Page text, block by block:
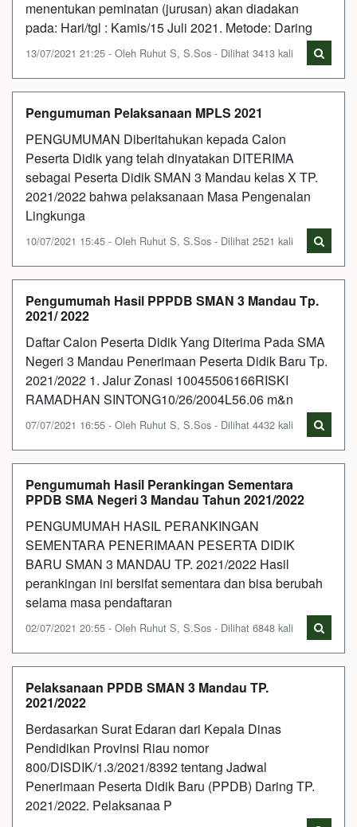
menentukan peminatan (jurusan) akan diadakan
pada: Hari/tgl : Kamis/15 Juli 2021. Metode: Daring
13/07/2021 21:25 - Oleh Ruhut S, S.Sos - Dilihat 3413 kali
Pengumuman Pelaksanaan MPLS 2021
PENGUMUMAN Diberitahukan kepada Calon
Peserta Didik yang telah dinyatakan DITERIMA
sebagai Peserta Didik SMAN 3 Mandau kelas X TP.
2021/2022 bahwa pelaksanaan Masa Pengenalan
Lingkunga
10/07/2021 15:45 - Oleh Ruhut S, S.Sos - Dilihat 2521 kali
Pengumumah Hasil PPPDB SMAN 3 Mandau Tp.
2021/ 2022
Daftar Calon Peserta Didik Yang Diterima Pada SMA
Negeri 3 Mandau Penerimaan Peserta Didik Baru Tp.
2021/2022 1. Jalur Zonasi 10045506166RISKI
RAMADHAN SINTONG10/26/2004L56.06 m&n
07/07/2021 16:55 - Oleh Ruhut S, S.Sos - Dilihat 4432 kali
Pengumumah Hasil Perankingan Sementara
PPDB SMA Negeri 3 Mandau Tahun 2021/2022
PENGUMUMAH HASIL PERANKINGAN
SEMENTARA PENERIMAAN PESERTA DIDIK
BARU SMAN 3 MANDAU TP. 2021/2022 Hasil
perankingan ini bersifat sementara dan bisa berubah
selama masa pendaftaran
02/07/2021 20:55 - Oleh Ruhut S, S.Sos - Dilihat 6848 kali
Pelaksanaan PPDB SMAN 3 Mandau TP.
2021/2022
Berdasarkan Surat Edaran dari Kepala Dinas
Pendidikan Provinsi Riau nomor
800/DISDIK/1.3/2021/8392 tentang Jadwal
Penerimaan Peserta Didik Baru (PPDB) Daring TP.
2021/2022. Pelaksanaa P